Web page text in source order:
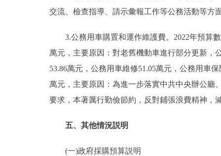
交流、檢查指導、請示彙報工作等公務活動等方
3.公務用車購置和運作維護費。2022年預算數
萬元，主要原因：對老舊機動車進行部分更新，
53.86萬元，公務用車維修51.05萬元，公務用車
萬元，主要原因：為進一步落實中共中央辦公廳
要求，本著厲行勤儉節約，反對鋪張浪費精神，
五、其他情況説明
(一)政府採購預算説明